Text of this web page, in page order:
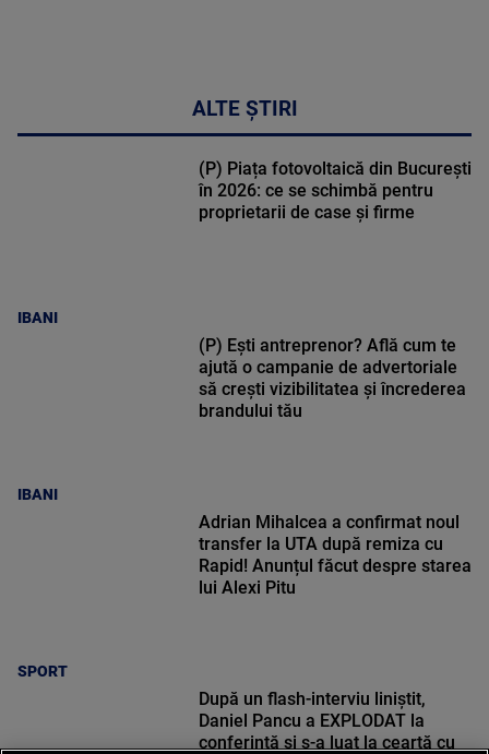
ALTE ȘTIRI
IBANI
(P) Piața fotovoltaică din București
în 2026: ce se schimbă pentru
proprietarii de case și firme
IBANI
(P) Ești antreprenor? Află cum te
ajută o campanie de advertoriale
să crești vizibilitatea și încrederea
brandului tău
SPORT
Adrian Mihalcea a confirmat noul
transfer la UTA după remiza cu
Rapid! Anunțul făcut despre starea
lui Alexi Pitu
După un flash-interviu liniștit,
Daniel Pancu a EXPLODAT la
conferință și s-a luat la ceartă cu